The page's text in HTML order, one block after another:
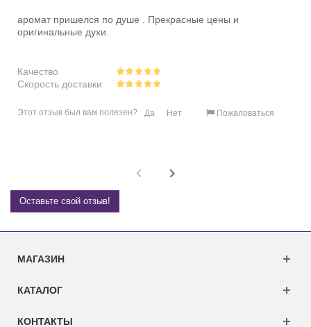
аромат пришелся по душе . Прекрасные цены и
оригинальные духи.
Качество
Скорость доставки
Этот отзыв был вам полезен? Да Нет Пожаловаться
Оставьте свой отзыв!
МАГАЗИН
КАТАЛОГ
КОНТАКТЫ